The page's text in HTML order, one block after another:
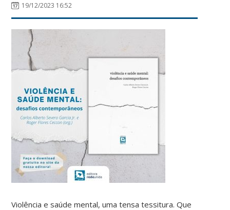
19/12/2023 16:52
Violência e saúde mental, uma tensa tessitura. Que